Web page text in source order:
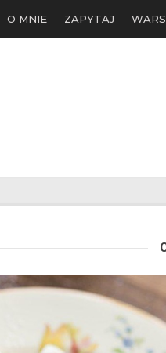
O MNIE ZAPYTAJ